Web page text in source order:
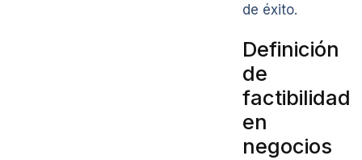
de éxito.
Definición
de
factibilidad
en
negocios